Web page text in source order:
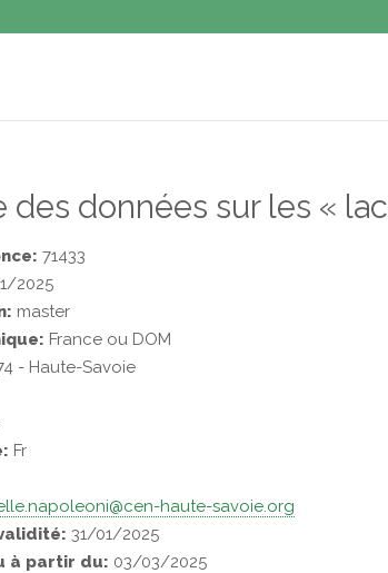
des données sur les «
71433
2025
master
France ou DOM
- Haute-Savoie
Fr
haute-savoie.org
31/01/2025
à partir du: 03/03/2025